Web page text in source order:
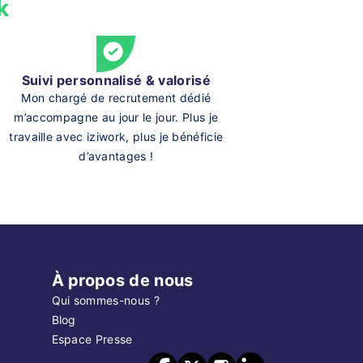
Suivi personnalisé & valorisé
Mon chargé de recrutement dédié
m’accompagne au jour le jour. Plus je
travaille avec iziwork, plus je bénéficie
d’avantages !
À propos de nous
Qui sommes-nous ?
Blog
Espace Presse